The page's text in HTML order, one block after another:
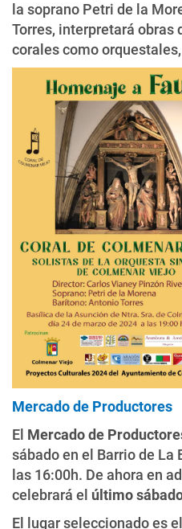
la soprano Petri de la
Torres, interpretará obras
corales como orquestales,
Mercado de Productores
El Mercado de
sábado en el Barrio de La
las 16:00h. De ahora en
celebrará el último
El lugar seleccionado es el